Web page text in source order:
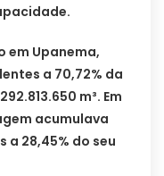
em Upanema,
a 70,72% da
m³. Em
acumulava
a 28,45% do seu